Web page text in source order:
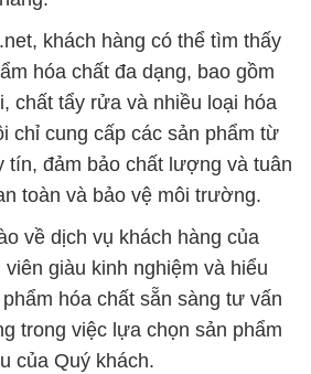
khách hàng có thể tìm thấy
hóa chất đa dạng, bao gồm
chất tẩy rửa và nhiều loại hóa
chỉ cung cấp các sản phẩm từ
tín, đảm bảo chất lượng và tuân
toàn và bảo vệ môi trường.
về dịch vụ khách hàng của
giàu kinh nghiệm và hiểu
hóa chất sẵn sàng tư vấn
trong việc lựa chọn sản phẩm
của Quý khách.